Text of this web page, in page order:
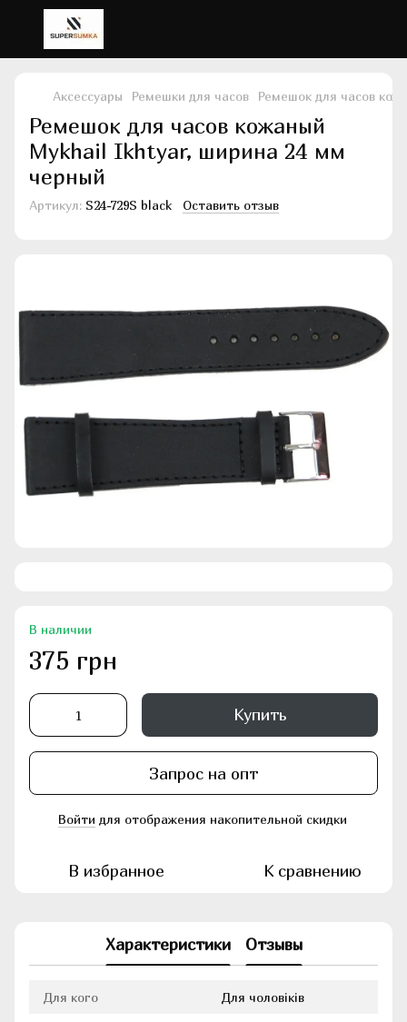
Аксессуары Ремешки для часов Ремешок для часов
Ремешок для часов кожаный
Mykhail Ikhtyar, ширина 24 мм
черный
Артикул: S24-729S black Оставить отзыв
В наличии
375 грн
Купить
Запрос на опт
Войти для отображения накопительной скидки
В избранное К сравнению
Характеристики Отзывы
Для кого Для чоловіків